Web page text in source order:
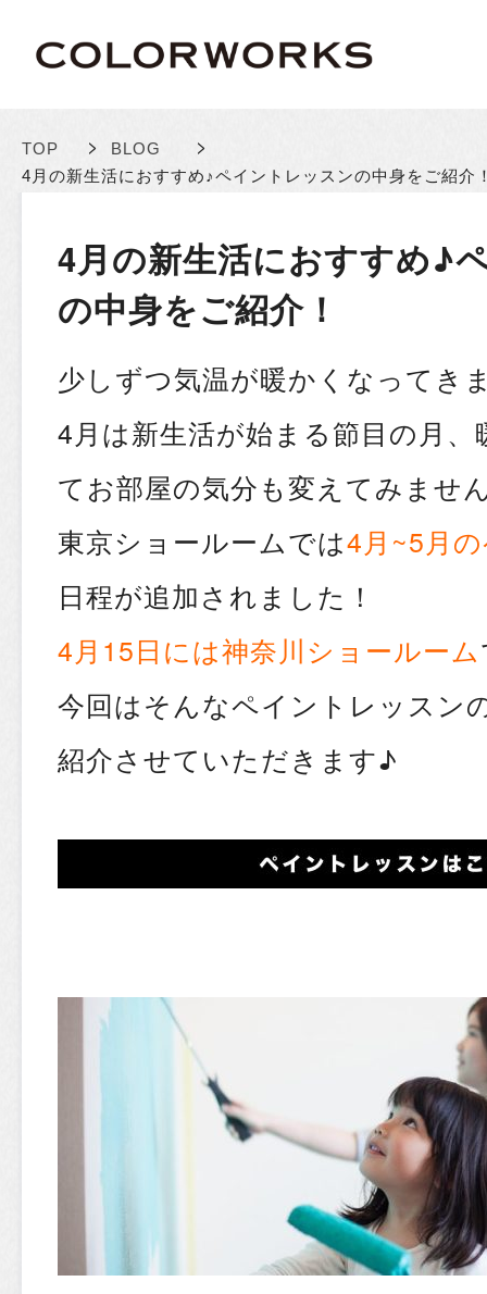
TOP > BLOG >
4月の新生活におすすめ♪ペイントレッスンの中身をご紹介
4月の新生活におすすめ♪
の中身をご紹介！
少しずつ気温が暖かくなってき
4月は新生活が始まる節目の月
てお部屋の気分も変えてみませ
東京ショールームでは4月~5月
日程が追加されました！
4月15日には神奈川ショールーム
今回はそんなペイントレッスン
紹介させていただきます♪